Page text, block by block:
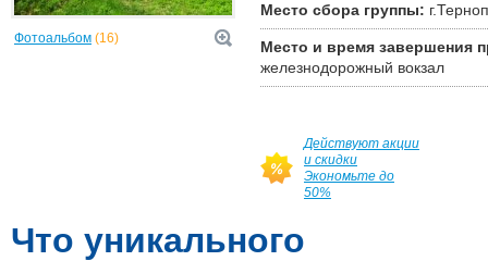
Фотоальбом (16)
Место сбора группы:
Место и время завершения
железнодорожный вокзал
Действуют акции
и скидки
Экономьте до
50%
Что уникального